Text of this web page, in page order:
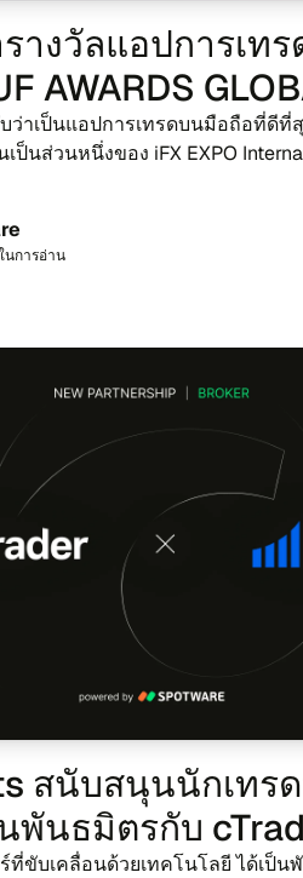
าง​วัล​แอป​การ​เท
AWARDS
ว่า​เป็น​แอป​การ​เทร​ดบนมือ​ถือ​ที่ดี​ที่​สุ
ป็น​ส่วน​หนึ่ง​ของ iFX EXPO
น​กา​รอ่าน
สนับ​สนุน​นัก​เทร​
พันธ​มิตร​กับ
ที่​ขับ​เคลื่อน​ด้วย​เทค​โน​โล​ยี ได้​เป็น​